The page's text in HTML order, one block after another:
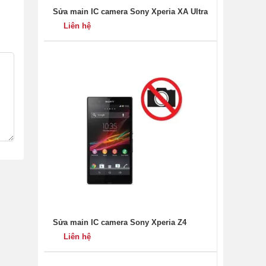
Sửa main IC camera Sony Xperia XA Ultra
Liên hệ
Sửa main IC camera Sony Xperia Z4
Liên hệ